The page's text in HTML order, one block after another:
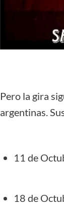
Pero la gira
argentinas.
11 de
18 de